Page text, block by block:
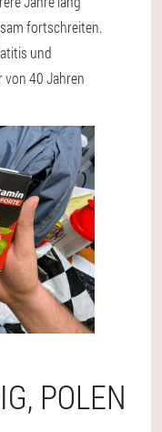
fortschreiten.
und
von 40 Jahren
POLEN